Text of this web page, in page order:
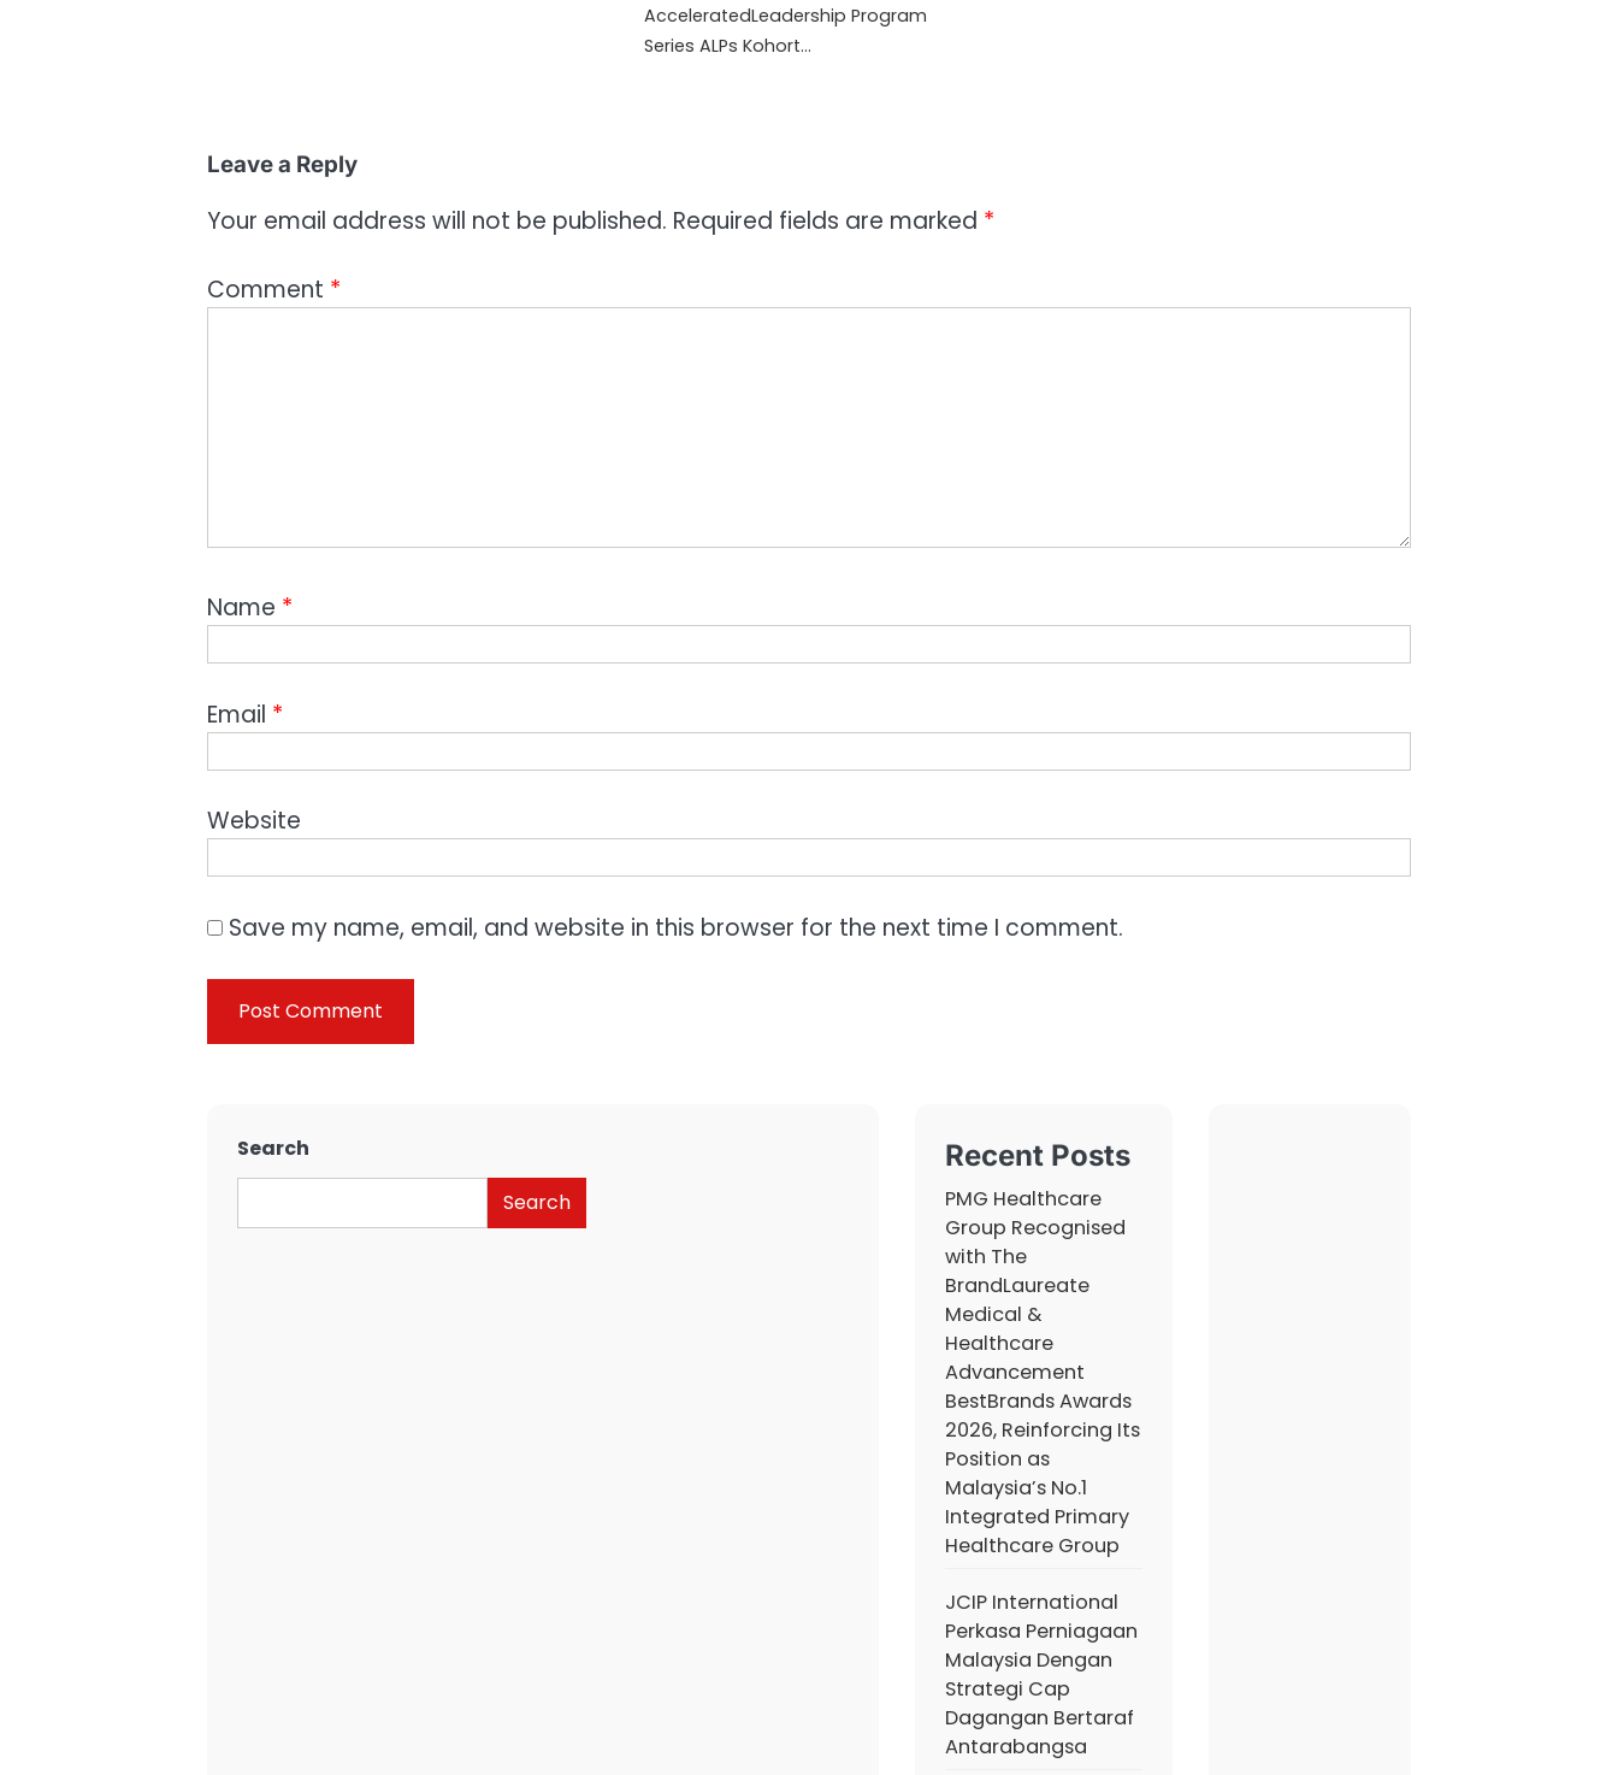
AcceleratedLeadership Program
Series ALPs Kohort…
Leave a Reply
Your email address will not be published. Required fields are marked *
Comment *
Name *
Email *
Website
Save my name, email, and website in this browser for the next time I comment.
Search
Search
Recent Posts
PMG Healthcare
Group Recognised
with The
BrandLaureate
Medical &
Healthcare
Advancement
BestBrands Awards
2026, Reinforcing Its
Position as
Malaysia’s No.1
Integrated Primary
Healthcare Group
JCIP International
Perkasa Perniagaan
Malaysia Dengan
Strategi Cap
Dagangan Bertaraf
Antarabangsa